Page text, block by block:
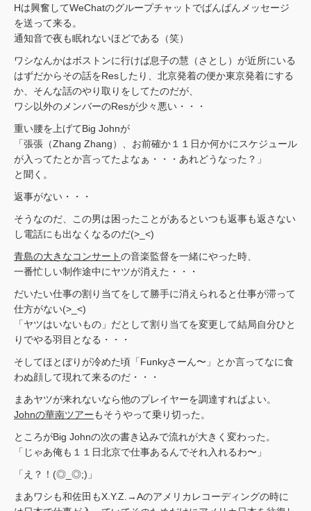
Hは興奮してWeChatのグループチャットでばんばんメッセージ
を送って来る。
通知音で夜も眠れないほどである（笑）
ワシなんかはボストンに行けば息子の慧（さとし）が近所にいる
はずだからその話をResしたり、北京発着の便か東京発着にする
か、そんな話のやり取りをしてたのだが、
ワシ以外のメンバーのResが少々悪い・・・
重い腰を上げてBig Johnが
「張張（Zhang Zhang）、お前確か１１日か何かにスケジュール
が入ってたとか言ってたよなぁ・・・あれどうなった？」
と聞く。
返事がない・・・
そうなのだ、この男は困ったことがあるといつも返事も返さない
し電話にも出なくなるのだ(>_<)
青島の大きなコンサートの音楽監督を一緒にやった時、
一番忙しい制作途中にヤツが消えた・・・
だいたい仕事の割り当てをして勝手に消えられると仕事が滞って
仕方がない(>_<)
「ヤツはいないもの」だとして割り当てを変更して結局自分ひと
りでやる羽目となる・・・
そしてほとぼりが冷めた頃「Funkyさーん〜」とか言ってなに食
わぬ顔して現れて来るのだ・・・
まあヤツが来れないなら他のプレイヤーを調達すればよい。
Johnの華南ツアーもそうやって乗り切った。
ところがBig Johnの次の書き込みで流れが大きく変わった。
「じゃあ俺も１１日北京で仕事あるんでそれ入れるわ〜」
「え？！(◎_◎;)」
まあワシも和佐田もX.Y.Z.→Aのアメリカレコーディングの時に